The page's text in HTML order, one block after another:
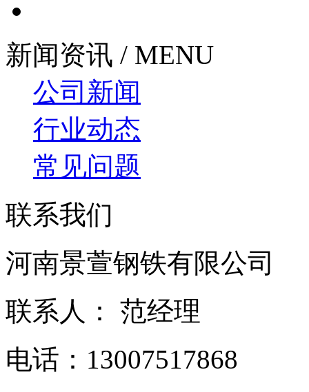
新闻资讯 / MENU
公司新闻
行业动态
常见问题
联系我们
河南景萱钢铁有限公司
联系人： 范经理
电话：13007517868